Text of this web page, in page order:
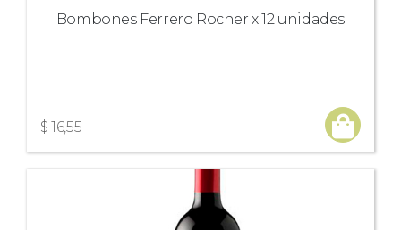
Bombones Ferrero Rocher x 12 unidades
$ 16,55